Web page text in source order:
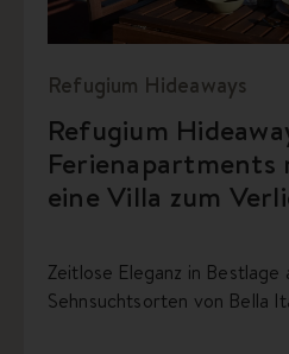
Refugium Hideaways
Refugium
Ferienapartments
eine Villa zum
Zeitlose Eleganz in Bestlage
Sehnsuchtsorten von Bella